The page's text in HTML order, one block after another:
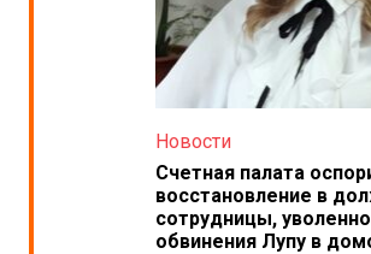
Новости
Счетная палата
восстановление в
сотрудницы,
обвинения Лупу в